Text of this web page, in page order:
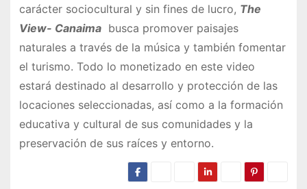
carácter sociocultural y sin fines de lucro, The
View- Canaimabusca promover paisajes
naturales a través de la música y también fomentar
el turismo. Todo lo monetizado en este video
estará destinado al desarrollo y protección de las
locaciones seleccionadas, así como a la formación
educativa y cultural de sus comunidades y la
preservación de sus raíces y entorno.